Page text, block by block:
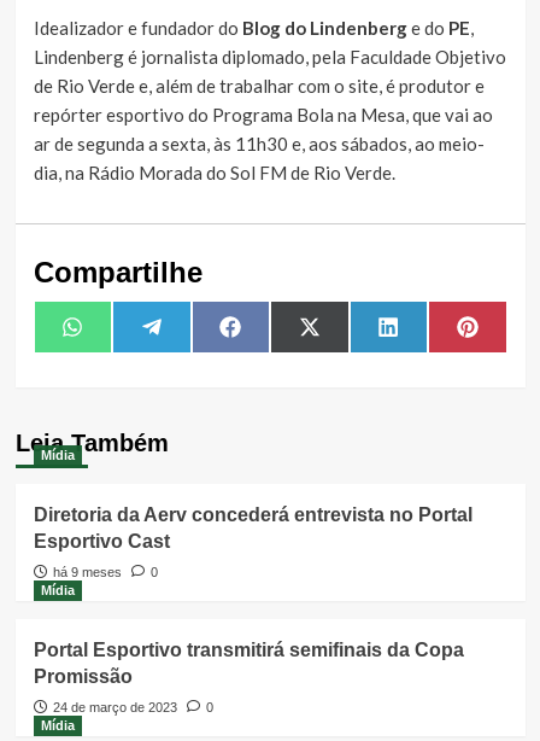
Idealizador e fundador do Blog do Lindenberge do PE,
Lindenberg é jornalista diplomado, pela Faculdade Objetivo
de Rio Verde e, além de trabalhar com o site, é produtor e
repórter esportivo do Programa Bola na Mesa, que vai ao
ar de segunda a sexta, às 11h30 e, aos sábados, ao meio-
dia, na Rádio Morada do Sol FM de Rio Verde.
Compartilhe
Share
on
WhatsAppShare
on
TelegramShare
on
FacebookShare
on
X
(Twitter)
Share
on
LinkedIn Share
on
Leia Também
Mídia
Diretoria da Aerv concederá entrevista no Portal
Esportivo Cast
há 9 meses
0
Mídia
Portal Esportivo transmitirá semifinais da Copa
Promissão
24 de março de 2023
0
Mídia